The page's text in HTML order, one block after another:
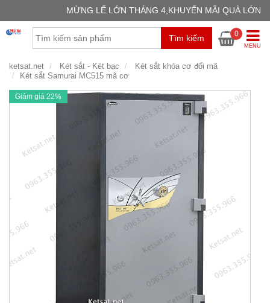
MỪNG LẾ LỚN THÁNG 4,KHUYẾN MÃI QUÀ LỚN
Tìm kiếm
GIỎ
Chưa
0
MENU
ketsat.net Két sắt - Két bạc
Két sắt khóa cơ đổi mã
Két sắt Samurai MC515 mã cơ
Giảm giá 22%